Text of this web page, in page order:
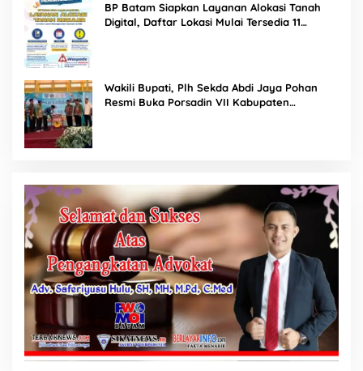
BP Batam Siapkan Layanan Alokasi Tanah
Digital, Daftar Lokasi Mulai Tersedia 11
Wakili Bupati, Plh Sekda Abdi Jaya Pohan
Resmi Buka Porsadin VII Kabupaten